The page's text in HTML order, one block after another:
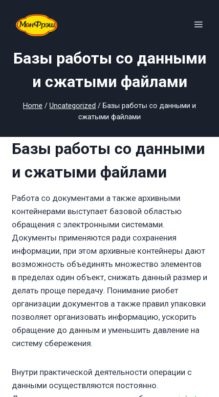
content
Базы работы со данными
и сжатыми файлами
Home / Uncategorized / Базы работы со данными и
сжатыми файлами
Базы работы со данными
и сжатыми файлами
Работа со документами а также архивными
контейнерами выступает базовой областью
обращения с электронными системами.
Документы применяются ради сохранения
информации, при этом архивные контейнеры дают
возможность объединять множество элементов
в пределах один объект, снижать данный размер и
делать проще передачу. Понимание риобет
организации документов а также правил упаковки
позволяет организовать информацию, ускорить
обращение до данным и уменьшить давление на
систему сбережения.
Внутри практической деятельности операции с
данными осуществляются постоянно.